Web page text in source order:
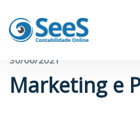
← Voltar para o blog
30/06/2021
Marketing e